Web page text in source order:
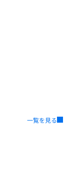
一覧を見る